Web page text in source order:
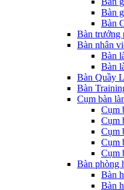
Bàn
Bàn
Bàn trưởng
Bàn nhân
Bàn
Bàn
Bàn Quầy
Bàn
Cụm bàn
Cụm
Cụm
Cụm
Cụm
Cụm
Bàn phòng
Bàn
Bàn